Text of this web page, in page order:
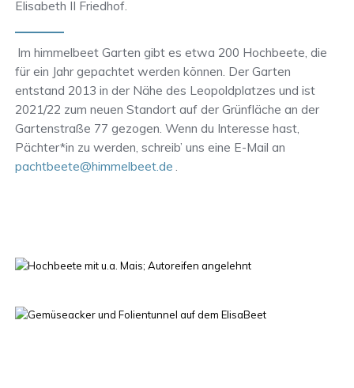
Elisabeth II Friedhof.
Im himmelbeet Garten gibt es etwa 200 Hochbeete, die
für ein Jahr gepachtet werden können. Der Garten
entstand 2013 in der Nähe des Leopoldplatzes und ist
2021/22 zum neuen Standort auf der Grünfläche an der
Gartenstraße 77 gezogen. Wenn du Interesse hast,
Pächter*in zu werden, schreib’ uns eine E-Mail an
pachtbeete@himmelbeet.de .